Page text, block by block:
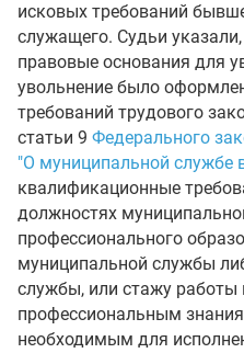
исковых требований
служащего. Судьи
правовые основания для
увольнение было
требований трудового
статьи 9 Федерального
"О муниципальной службе
квалификационные
должностях
профессионального
муниципальной службы
службы, или стажу работы
профессиональным
необходимым для